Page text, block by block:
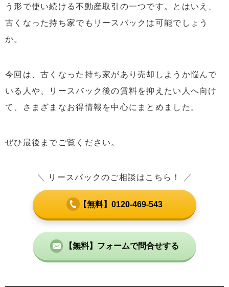
う形で使い続ける不動産取引の一つです。とはいえ、
古くなった持ち家でもリースバックは可能でしょう
か。
今回は、古くなった持ち家があり売却しようか悩んで
いる人や、リースバック後の賃料を抑えたい人へ向け
て、さまざまなお得情報を中心にまとめました。
ぜひ最後までご覧ください。
＼ リースバックのご相談はこちら！ ／
【無料】0120-469-543
【無料】フォームで問合せする